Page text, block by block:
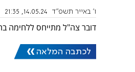
ו' באייר תשפ"ד 14.05.24, 21:35
דובר צה"ל מתייחס ללחימה
לכתבה המלאה